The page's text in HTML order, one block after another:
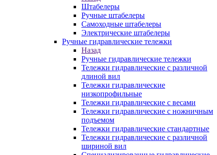
Штабелеры
Ручные штабелеры
Самоходные штабелеры
Электрические штабелеры
Ручные гидравлические тележки
Назад
Ручные гидравлические тележки
Тележки гидравлические с различной
длиной вил
Тележки гидравлические
низкопрофильные
Тележки гидравлические с весами
Тележки гидравлические с ножничным
подъемом
Тележки гидравлические стандартные
Тележки гидравлические с различной
шириной вил